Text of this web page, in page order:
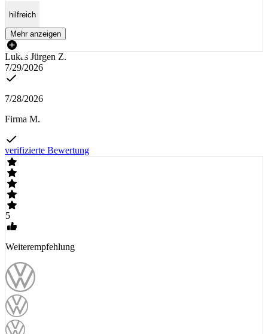
hilfreich
Mehr anzeigen
Lukas Jürgen Z.
7/29/2026
7/28/2026
Firma M.
verifizierte Bewertung
5
Weiterempfehlung